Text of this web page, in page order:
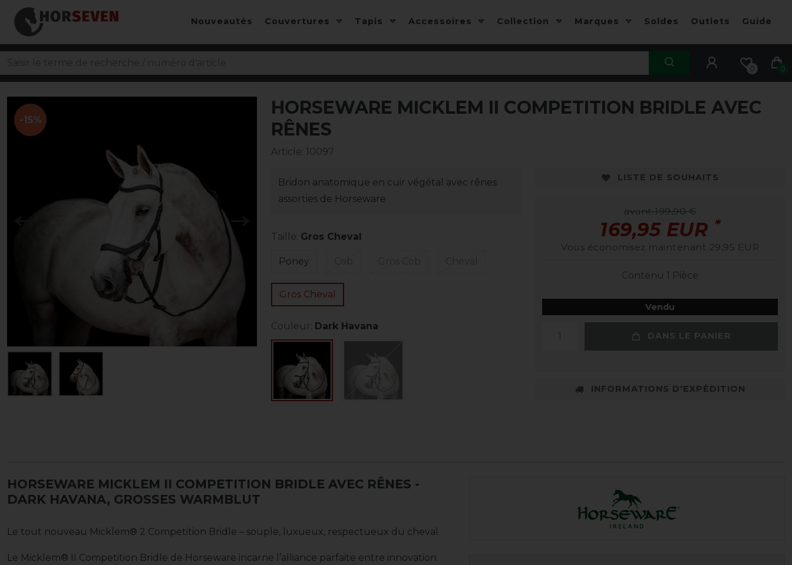
Nouveautés Couvertures Tapis Accessoires Collection Marques Soldes Outlets Guide
0 0
-15% -15%
HORSEWARE MICKLEM II COMPETITION BRIDLE AVEC
RÊNES
Article: 10097
Bridon anatomique en cuir végétal avec rênes
assorties de Horseware
Taille: Gros Cheval
Poney
Gros Cheval
Couleur: Dark Havana
LISTE DE SOUHAITS
avant 199,90 €
169,95 EUR *
Vous économisez maintenant 29,95 EUR
Contenu 1 Pièce
Vendu
DANS LE PANIER
INFORMATIONS D'EXPÉDITION
HORSEWARE MICKLEM II COMPETITION BRIDLE AVEC RÊNES -
DARK HAVANA, GROSSES WARMBLUT
Le tout nouveau Micklem® 2 Competition Bridle – souple, luxueux, respectueux du cheval
Le Micklem® II Competition Bridle de Horseware incarne l’alliance parfaite entre innovation